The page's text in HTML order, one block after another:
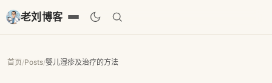
老刘博客
首页/Posts/婴儿湿疹及治疗的方法